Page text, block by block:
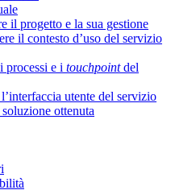
il progetto e la sua gestione
il contesto d’uso del servizio
processi e i touchpointdel
utente del servizio
ottenuta